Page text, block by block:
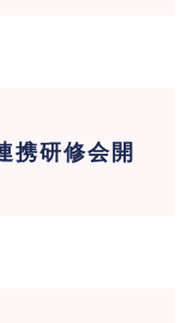
携研修会開